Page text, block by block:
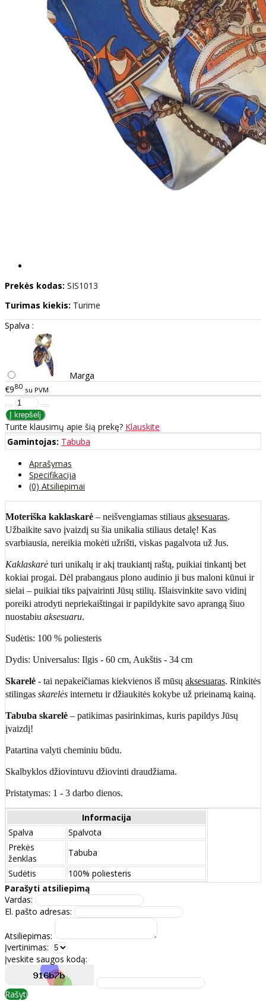
Prekės kodas: SIS1013
Turimas kiekis: Turime
Spalva :
Marga
€980 su PVM
Turite klausimų apie šią prekę? Klauskite
Gamintojas: Tabuba
Aprašymas
Specifikacija
(0) Atsiliepimai
Moteriška kaklaskarė – neišvengiamas stiliaus aksesuaras.
Užbaikite savo įvaizdį su šia unikalia stiliaus detalę! Kas
svarbiausia, nereikia mokėti užrišti, viskas pagalvota už Jus.
Kaklaskarė turi unikalų ir akį traukiantį raštą, puikiai tinkantį bet
kokiai progai. Dėl prabangaus plono audinio ji bus maloni kūnui ir
sielai – puikiai tiks paįvairinti Jūsų stilių. Išlaisvinkite savo vidinį
poreiki atrodyti nepriekaištingai ir papildykite savo aprangą šiuo
nuostabiu aksesuaru.
Sudėtis: 100 % poliesteris
Dydis: Universalus: Ilgis - 60 cm, Aukštis - 34 cm
Skarelė - tai nepakeičiamas kiekvienos iš mūsų aksesuaras. Rinkitės
stilingas skarelės internetu ir džiaukitės kokybe už prieinamą kainą.
Tabuba skarelė – patikimas pasirinkimas, kuris papildys Jūsų
įvaizdį!
Patartina valyti cheminiu būdu.
Skalbyklos džiovintuvu džiovinti draudžiama.
Pristatymas: 1 - 3 darbo dienos.
Informacija
Spalva
Spalvota
Prekės
ženklas
Tabuba
Sudėtis
100% poliesteris
Parašyti atsiliepimą
Vardas:
El. pašto adresas:
Atsiliepimas:
Įvertinimas:
Įveskite saugos kodą:
Rašyti